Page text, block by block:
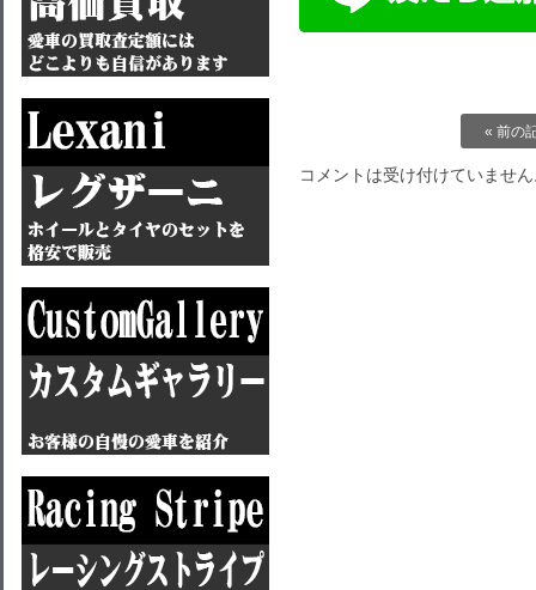
« 前の
コメントは受け付けていませ